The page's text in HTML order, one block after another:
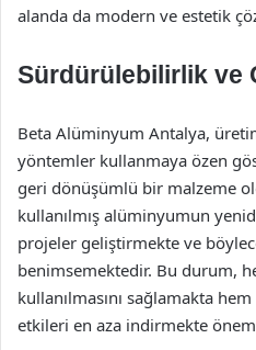
alanda da modern ve estetik
Sürdürülebilirlik ve
Beta Alüminyum Antalya,
yöntemler kullanmaya özen
geri dönüşümlü bir malzeme
kullanılmış alüminyumun
projeler geliştirmekte ve
benimsemektedir. Bu durum,
kullanılmasını sağlamakta
etkileri en aza indirmekte